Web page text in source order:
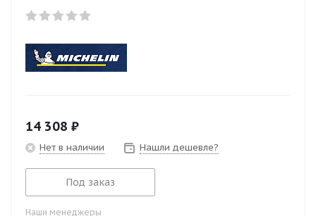
14 308 ₽
Нет в наличии Нашли дешевле?
Под заказ
Наши менеджеры